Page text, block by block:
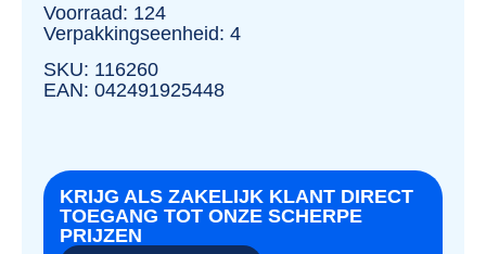
Voorraad: 124
Verpakkingseenheid: 4
SKU: 116260
EAN: 042491925448
KRIJG ALS ZAKELIJK KLANT DIRECT
TOEGANG TOT ONZE SCHERPE
PRIJZEN